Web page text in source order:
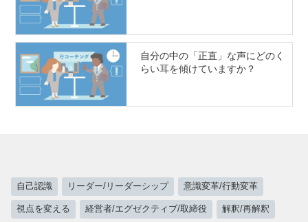
自分の中の「正直」な声にどのく
らい耳を傾けていますか？
自己認識 リーダー/リーダーシップ 意識変革/行動変革
視点を変える 経営者/エグゼクティブ/取締役 解釈/再解釈